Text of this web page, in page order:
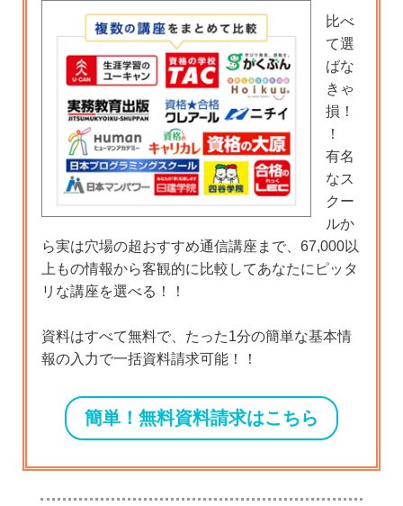
比べ
て選
ばな
きゃ
損！
！
有名
なス
クー
ルか
ら実は穴場の超おすすめ通信講座まで、67,000以
上もの情報から客観的に比較してあなたにピッタ
リな講座を選べる！！
資料はすべて無料で、たった1分の簡単な基本情
報の入力で一括資料請求可能！！
簡単！無料資料請求はこちら